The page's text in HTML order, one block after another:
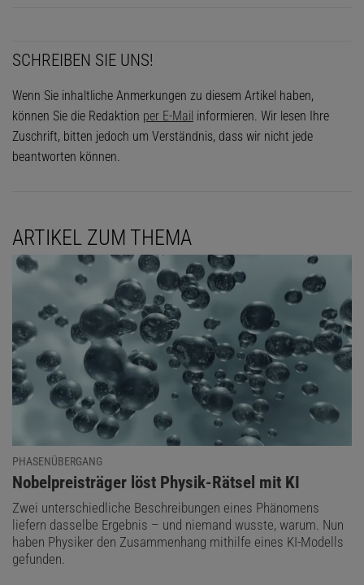
SCHREIBEN SIE UNS!
Wenn Sie inhaltliche Anmerkungen zu diesem Artikel haben,
können Sie die Redaktion per E-Mail informieren. Wir lesen Ihre
Zuschrift, bitten jedoch um Verständnis, dass wir nicht jede
beantworten können.
ARTIKEL ZUM THEMA
PHASENÜBERGANG
:Nobelpreisträger löst Physik-Rätsel mit KI
Zwei unterschiedliche Beschreibungen eines Phänomens
liefern dasselbe Ergebnis – und niemand wusste, warum. Nun
haben Physiker den Zusammenhang mithilfe eines KI-Modells
gefunden.